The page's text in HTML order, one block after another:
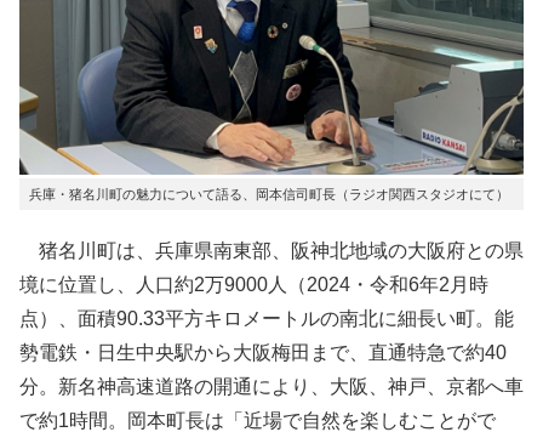
兵庫・猪名川町の魅力について語る、岡本信司町長（ラジオ関西スタジオにて）
猪名川町は、兵庫県南東部、阪神北地域の大阪府との県
境に位置し、人口約2万9000人（2024・令和6年2月時
点）、面積90.33平方キロメートルの南北に細長い町。能
勢電鉄・日生中央駅から大阪梅田まで、直通特急で約40
分。新名神高速道路の開通により、大阪、神戸、京都へ車
で約1時間。岡本町長は「近場で自然を楽しむことがで